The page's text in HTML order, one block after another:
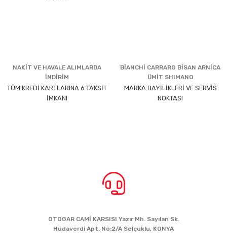
NAKİT VE HAVALE ALIMLARDA
İNDİRİM
TÜM KREDİ KARTLARINA 6 TAKSİT
İMKANI
BİANCHİ CARRARO BİSAN ARNİCA
ÜMİT SHIMANO
MARKA BAYİLİKLERİ VE SERVİS
NOKTASI
OTOGAR CAMİ KARSISI Yazır Mh. Sayılan Sk.
Hüdaverdi Apt. No:2/A Selçuklu, KONYA